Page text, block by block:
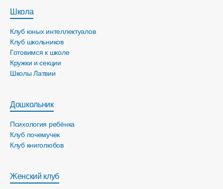
Школа
Клуб юных интеллектуалов
Клуб школьников
Готовимся к школе
Кружки и секции
Школы Латвии
Дошкольник
Психология ребёнка
Клуб почемучек
Клуб книголюбов
Женский клуб